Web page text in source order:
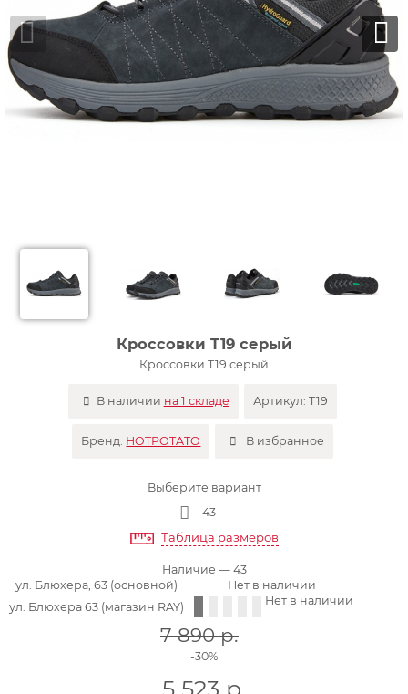
Кроссовки T19 серый
Кроссовки T19 серый
В наличии на 1 складе Артикул: T19
Бренд: HOTPOTATO В избранное
Выберите вариант
43
Таблица размеров
Наличие — 43
ул. Блюхера, 63 (основной)
Нет в наличии
ул. Блюхера 63 (магазин RAY)
Нет в наличии
7 890 р.
-30%
5 523 р.